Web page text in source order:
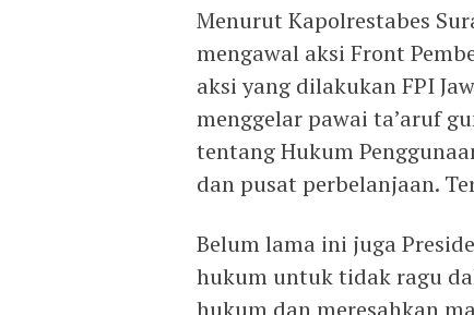
Menurut Kapolrestabes
mengawal aksi Front
aksi yang dilakukan FPI
menggelar pawai ta’aruf
tentang Hukum
dan pusat perbelanjaan.
Belum lama ini juga
hukum untuk tidak ragu
hukum dan meresahkan